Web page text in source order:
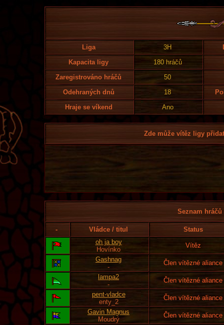
Liga 3H
Kapacita ligy
180 hráčů
Zaregistrováno hráčů
50
Odehraných dnů
18
Hraje se víkend
Ano
Zde může vítěz ligy
Seznam
- Vládce / titul
Status
oh ja boy
Hovínko
Vítěz
Gashnag
-
Člen vítězné aliance
lampa2
-
Člen vítězné aliance
pent-vladce
enty_2
Člen vítězné aliance
Gavin Magnus
Moudrý
Člen vítězné aliance